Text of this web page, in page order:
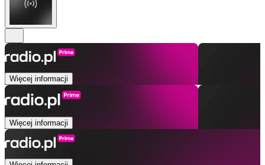
Więcej informacji
Więcej informacji